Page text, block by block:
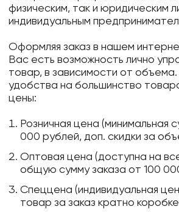
физическим, так и юридическим
индивидуальным
Оформляя заказ в нашем
Вас есть возможность лично
товар, в зависимости от
удобства на большинство
цены:
Розничная цена (минимальная
000 рублей, доп. скидки за
Оптовая цена (доступна на
общую сумму заказа от 100
Спеццена (индивидуальная
товар за заказ кратно